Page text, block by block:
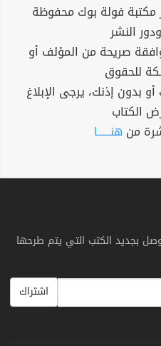
مكتبة فولة بوك محفوظة
النشر
صريحة من المؤلف أو
للحقوق
بدون إذنك، يرجى الإبلاغ
الكتاب
من هنــــــا
بجديد الكتب التي يتم طرحها
اشتراك